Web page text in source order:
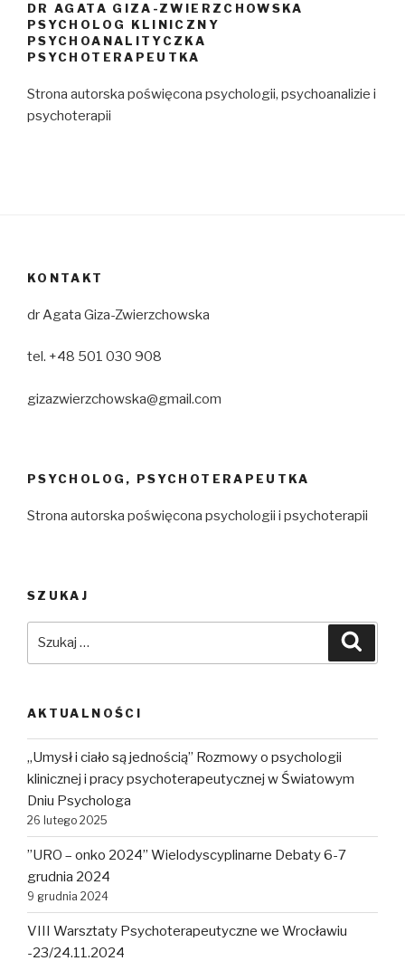
DR AGATA GIZA-ZWIERZCHOWSKA
PSYCHOLOG KLINICZNY
PSYCHOANALITYCZKA
PSYCHOTERAPEUTKA
Strona autorska poświęcona psychologii, psychoanalizie i
psychoterapii
KONTAKT
dr Agata Giza-Zwierzchowska
tel. +48 501 030 908
gizazwierzchowska@gmail.com
PSYCHOLOG, PSYCHOTERAPEUTKA
Strona autorska poświęcona psychologii i psychoterapii
SZUKAJ
AKTUALNOŚCI
„Umysł i ciało są jednością” Rozmowy o psychologii
klinicznej i pracy psychoterapeutycznej w Światowym
Dniu Psychologa
26 lutego 2025
”URO – onko 2024” Wielodyscyplinarne Debaty 6-7
grudnia 2024
9 grudnia 2024
VIII Warsztaty Psychoterapeutyczne we Wrocławiu
-23/24.11.2024